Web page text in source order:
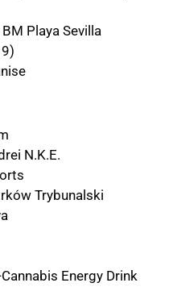
Playa Sevilla
N.K.E.
Trybunalski
Energy Drink